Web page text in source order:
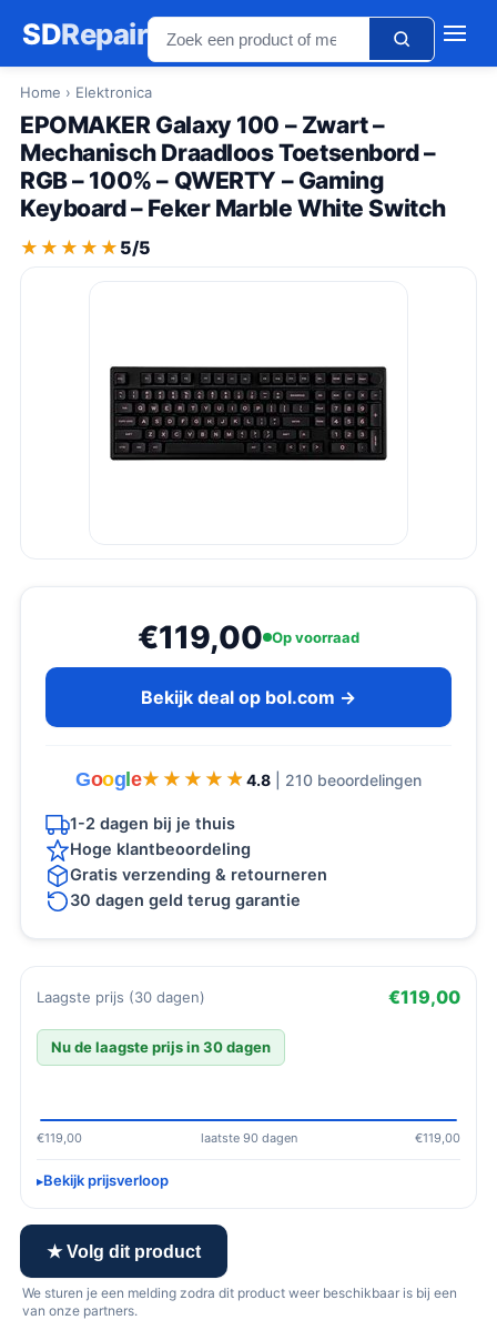
SDRepair
Home › Elektronica
EPOMAKER Galaxy 100 – Zwart –
Mechanisch Draadloos Toetsenbord –
RGB – 100% – QWERTY – Gaming
Keyboard – Feker Marble White Switch
★★★★★
★★★★★ 5/5
€119,00 Op voorraad
Bekijk deal op bol.com →
Goog e★★★★★
★★★★★ 4.8 | 210 beoordelingen
1-2 dagen bij je thuis
Hoge klantbeoordeling
Gratis verzending & retourneren
30 dagen geld terug garantie
Laagste prijs (30 dagen) €119,00
Nu de laagste prijs in 30 dagen
€119,00 laatste 90 dagen €119,00
Bekijk prijsverloop
★ Volg dit product
We sturen je een melding zodra dit product weer beschikbaar is bij een
van onze partners.